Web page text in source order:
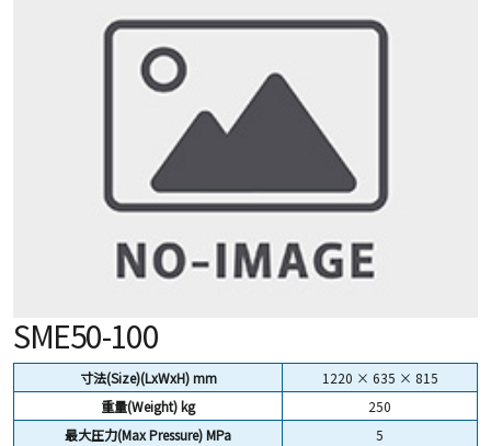
SME50-100
寸法(Size)(LxWxH) mm
1220 × 635 × 815
重量(Weight)kg
250
最大圧力(Max Pressure) MPa
5